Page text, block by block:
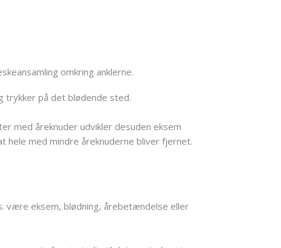
omkring anklerne.
trykker på det blødende sted.
med åreknuder udvikler desuden eksem
hele med mindre åreknuderne bliver fjernet.
være eksem, blødning, årebetændelse eller